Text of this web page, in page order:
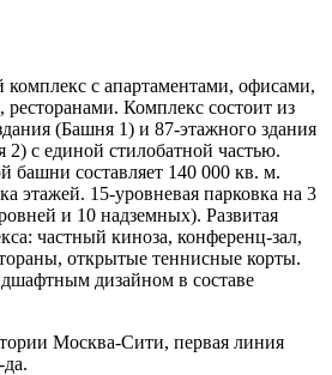
с апартаментами, офисами,
Комплекс состоит из
(Башня 1) и 87-этажного здания
2) с единой стилобатной частью.
составляет 140 000 кв. м.
этажей. 15-уровневая парковка на 3
и 10 надземных). Развитая
частный киноза, конференц-зал,
открытые теннисные корты.
дизайном в составе
Москва-Сити, первая линия